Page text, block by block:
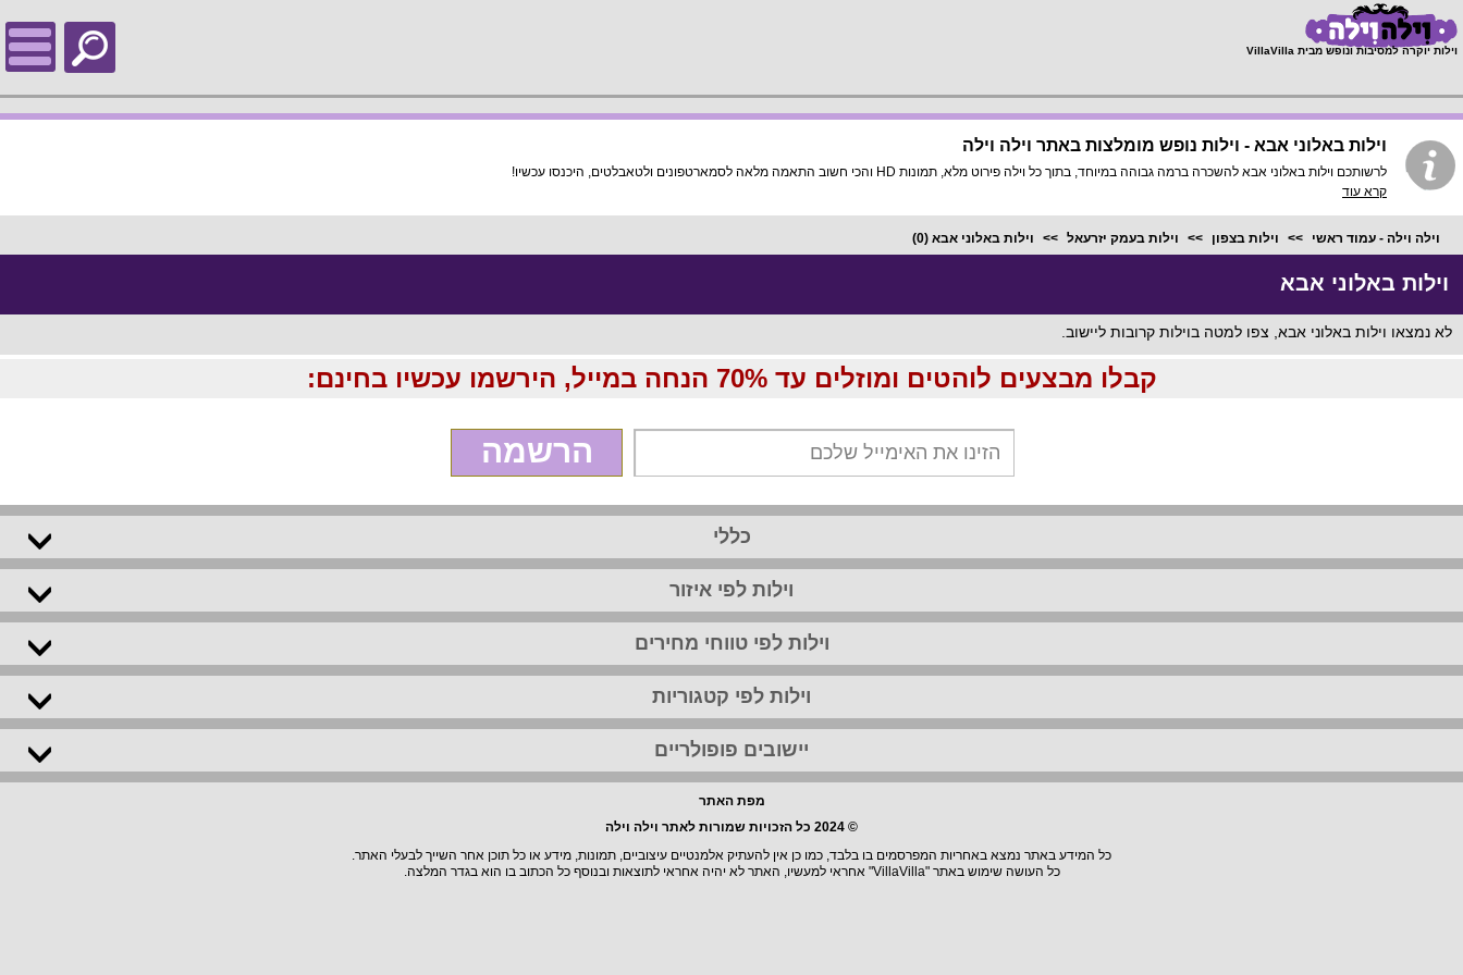
וילות יוקרה למסיבות ונופש מבית VillaVilla
וילות באלוני אבא - וילות נופש מומלצות באתר וילה וילה
לרשותכם וילות באלוני אבא להשכרה ברמה גבוהה במיוחד, בתוך כל וילה פירוט מלא, תמונות HD והכי חשוב התאמה מלאה לסמארטפונים ולטאבלטים, היכנסו עכשיו!
קרא עוד
וילה וילה - עמוד ראשי וילות בצפון וילות בעמק יזרעאל וילות באלוני אבא (0)
וילות באלוני אבא
לא נמצאו וילות באלוני אבא, צפו למטה בוילות קרובות ליישוב.
קבלו מבצעים לוהטים ומוזלים עד 70% הנחה במייל, הירשמו עכשיו בחינם:
הרשמה
כללי
וילות לפי איזור
וילות לפי טווחי מחירים
וילות לפי קטגוריות
יישובים פופולריים
מפת האתר
© 2024 כל הזכויות שמורות לאתר וילה וילה
כל המידע באתר נמצא באחריות המפרסמים בו בלבד, כמו כן אין להעתיק אלמנטיים עיצוביים, תמונות, מידע או כל תוכן אחר השייך לבעלי האתר.
כל העושה שימוש באתר "VillaVilla" אחראי למעשיו, האתר לא יהיה אחראי לתוצאות ובנוסף כל הכתוב בו הוא בגדר המלצה.